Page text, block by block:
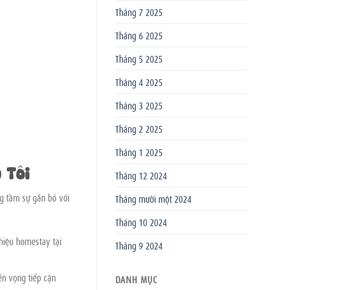
Tôi
tầm sự gắn bó với
homestay tại
vọng tiếp cận
Tháng 7 2025
Tháng 6 2025
Tháng 5 2025
Tháng 4 2025
Tháng 3 2025
Tháng 2 2025
Tháng 1 2025
Tháng 12 2024
Tháng mười một 2024
Tháng 10 2024
Tháng 9 2024
DANH MỤC